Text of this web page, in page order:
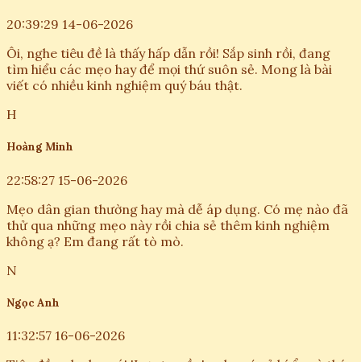
20:39:29 14-06-2026
Ôi, nghe tiêu đề là thấy hấp dẫn rồi! Sắp sinh rồi, đang
tìm hiểu các mẹo hay để mọi thứ suôn sẻ. Mong là bài
viết có nhiều kinh nghiệm quý báu thật.
H
Hoàng Minh
22:58:27 15-06-2026
Mẹo dân gian thường hay mà dễ áp dụng. Có mẹ nào đã
thử qua những mẹo này rồi chia sẻ thêm kinh nghiệm
không ạ? Em đang rất tò mò.
N
Ngọc Anh
11:32:57 16-06-2026